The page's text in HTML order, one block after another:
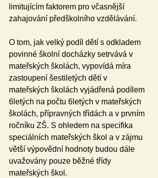
limitujícím faktorem pro včasnější
zahajování předškolního vzdělávání.
O tom, jak velký podíl dětí s odkladem
povinné školní docházky setrvává v
mateřských školách, vypovídá míra
zastoupení šestiletých dětí v
mateřských školách vyjádřená podílem
6letých na počtu 6letých v mateřských
školách, přípravných třídách a v prvním
ročníku ZŠ. S ohledem na specifika
speciálních mateřských škol a v zájmu
větší výpovědní hodnoty budou dále
uvažovány pouze běžné třídy
mateřských škol.